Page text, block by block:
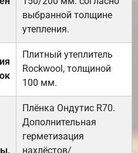
выбранной толщине
утепления.
Плитный утеплитель
Rockwool, толщиной
100 мм.
Плёнка Ондутис R70.
Дополнительная
герметизация
нахлёстов/